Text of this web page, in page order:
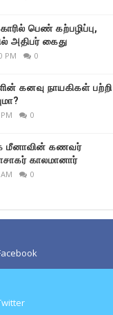
பெண் கற்பழிப்பு,
அதிபர் கைது
PM 0
கனவு நாயகிகள் பற்றி
0
மீனாவின் கணவர்
காலமானார்
0